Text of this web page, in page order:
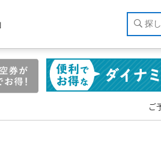
ご